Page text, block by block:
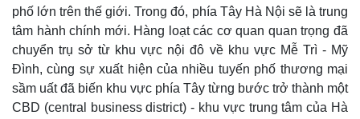
phố lớn trên thế giới. Trong đó, phía Tây Hà Nội sẽ là trung
tâm hành chính mới. Hàng loạt các cơ quan quan trọng đã
chuyển trụ sở từ khu vực nội đô về khu vực Mễ Trì - Mỹ
Đình, cùng sự xuất hiện của nhiều tuyến phố thương mại
sầm uất đã biến khu vực phía Tây từng bước trở thành một
CBD (central business district) - khu vực trung tâm của Hà